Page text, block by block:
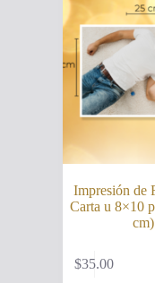
Impresión de
Carta u 8×10
cm)
$35.00